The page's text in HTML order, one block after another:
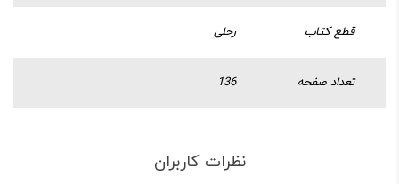
قطع کتاب رحلی
تعداد صفحه 136
نظرات کاربران